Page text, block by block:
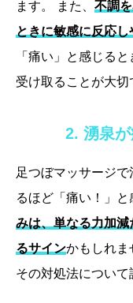
ます。 また、 不調
ときに敏感に反応
「痛い」と感じる
受け取ることが大切
2. 湧泉
足つぼマッサージ
るほど「痛い！」
みは、単なる力加
るサインかもしれま
その対処法について